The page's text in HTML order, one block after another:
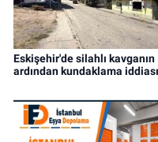
Eskişehir'de silahlı kavganın
ardından kundaklama iddiası